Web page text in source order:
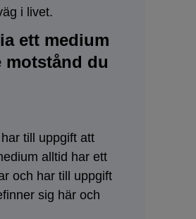
i livet.
ett medium
motstånd du
till uppgift att
alltid har ett
och har till uppgift
sig här och